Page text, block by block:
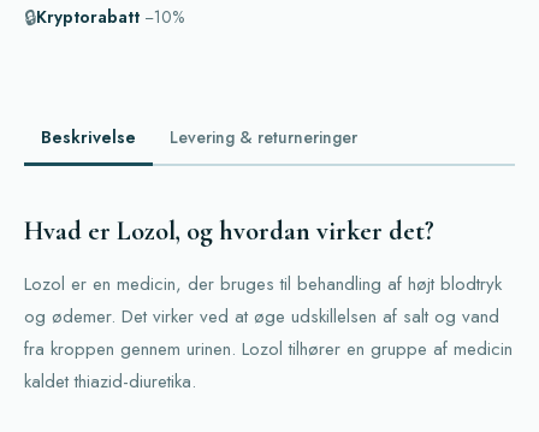
🔒Kryptorabatt −10%
Beskrivelse Levering & returneringer
Hvad er Lozol, og hvordan virker det?
Lozol er en medicin, der bruges til behandling af højt blodtryk
og ødemer. Det virker ved at øge udskillelsen af salt og vand
fra kroppen gennem urinen. Lozol tilhører en gruppe af medicin
kaldet thiazid-diuretika.